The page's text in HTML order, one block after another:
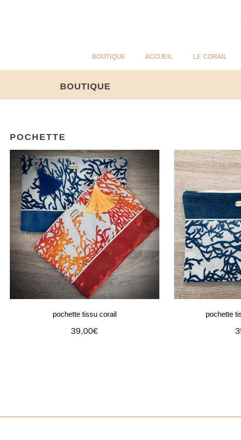
BOUTIQUE ACCUEIL LE CORAIL
BOUTIQUE
POCHETTE
pochette tissu corail
39,00€
pochette